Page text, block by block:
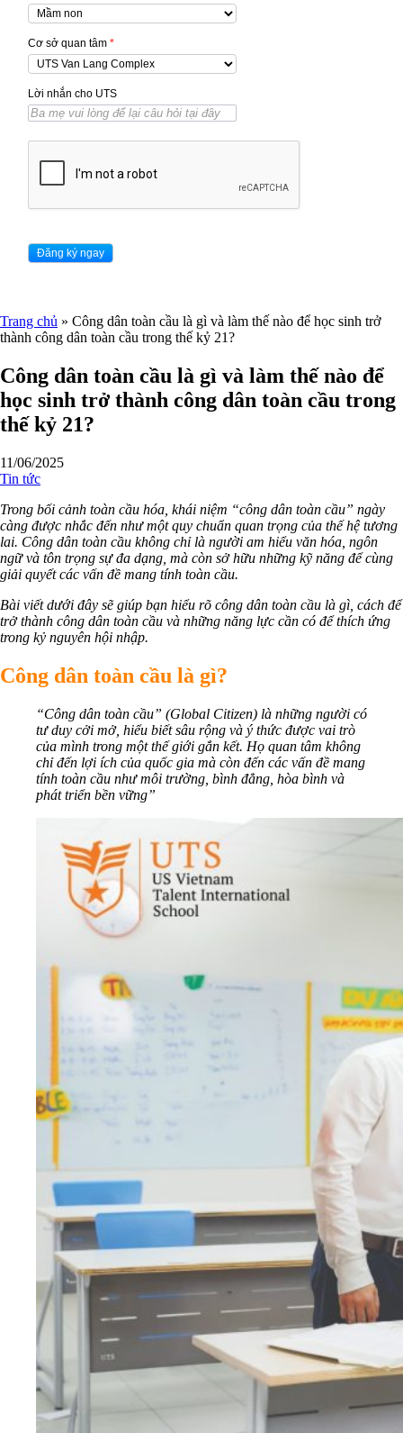
Cơ sở quan tâm *
Lời nhắn cho UTS
Trang chủ » Công dân toàn cầu là gì và làm thế nào để học sinh trở
thành công dân toàn cầu trong thế kỷ 21?
Công dân toàn cầu là gì và làm thế nào để
học sinh trở thành công dân toàn cầu trong
thế kỷ 21?
11/06/2025
Tin tức
Trong bối cảnh toàn cầu hóa, khái niệm “công dân toàn cầu” ngày
càng được nhắc đến như một quy chuẩn quan trọng của thế hệ tương
lai. Công dân toàn cầu không chỉ là người am hiểu văn hóa, ngôn
ngữ và tôn trọng sự đa dạng, mà còn sở hữu những kỹ năng để cùng
giải quyết các vấn đề mang tính toàn cầu.
Bài viết dưới đây sẽ giúp bạn hiểu rõ công dân toàn cầu là gì, cách để
trở thành công dân toàn cầu và những năng lực cần có để thích ứng
trong kỷ nguyên hội nhập.
Công dân toàn cầu là gì?
“Công dân toàn cầu” (Global Citizen) là những người có
tư duy cởi mở, hiểu biết sâu rộng và ý thức được vai trò
của mình trong một thế giới gắn kết. Họ quan tâm không
chỉ đến lợi ích của quốc gia mà còn đến các vấn đề mang
tính toàn cầu như môi trường, bình đẳng, hòa bình và
phát triển bền vững”